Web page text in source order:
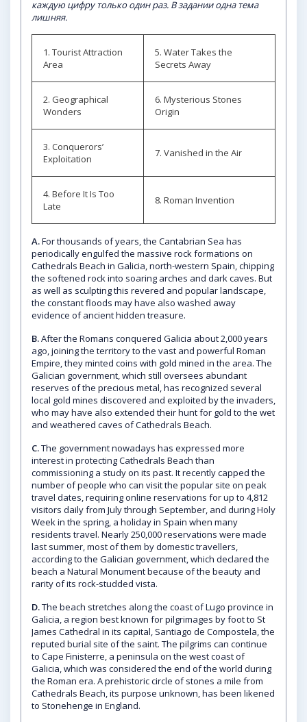
каждую цифру только один раз. В задании одна тема
лишняя.
1. Tourist Attraction
Area
5. Water Takes the
Secrets Away
2. Geographical
Wonders
6. Mysterious Stones
Origin
3. Conquerors’
Exploitation
7. Vanished in the Air
4. Before It Is Too
Late
8. Roman Invention
A.For thousands of years, the Cantabrian Sea has
periodically engulfed the massive rock formations on
Cathedrals Beach in Galicia, north-western Spain, chipping
the softened rock into soaring arches and dark caves. But
as well as sculpting this revered and popular landscape,
the constant floods may have also washed away
evidence of ancient hidden treasure.
B.After the Romans conquered Galicia about 2,000 years
ago, joining the territory to the vast and powerful Roman
Empire, they minted coins with gold mined in the area. The
Galician government, which still oversees abundant
reserves of the precious metal, has recognized several
local gold mines discovered and exploited by the invaders,
who may have also extended their hunt for gold to the wet
and weathered caves of Cathedrals Beach.
C.The government nowadays has expressed more
interest in protecting Cathedrals Beach than
commissioning a study on its past. It recently capped the
number of people who can visit the popular site on peak
travel dates, requiring online reservations for up to 4,812
visitors daily from July through September, and during Holy
Week in the spring, a holiday in Spain when many
residents travel. Nearly 250,000 reservations were made
last summer, most of them by domestic travellers,
according to the Galician government, which declared the
beach a Natural Monument because of the beauty and
rarity of its rock-studded vista.
D.The beach stretches along the coast of Lugo province in
Galicia, a region best known for pilgrimages by foot to St
James Cathedral in its capital, Santiago de Compostela, the
reputed burial site of the saint. The pilgrims can continue
to Cape Finisterre, a peninsula on the west coast of
Galicia, which was considered the end of the world during
the Roman era. A prehistoric circle of stones a mile from
Cathedrals Beach, its purpose unknown, has been likened
to Stonehenge in England.